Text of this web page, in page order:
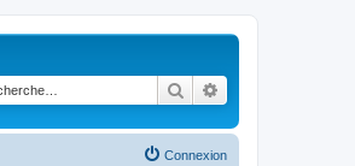
Rechercher
Connexion